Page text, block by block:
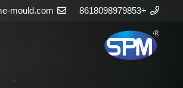
+8618098979853
mould.com